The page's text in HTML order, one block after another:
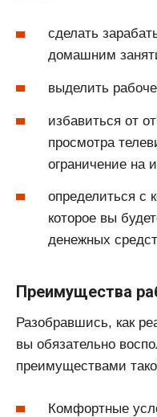
сделать
домашним
выделить
избавиться от
просмотра
ограничение на
определиться с
которое вы
денежных
Преимущества
Разобравшись, как
вы обязательно
преимуществами
Комфортные